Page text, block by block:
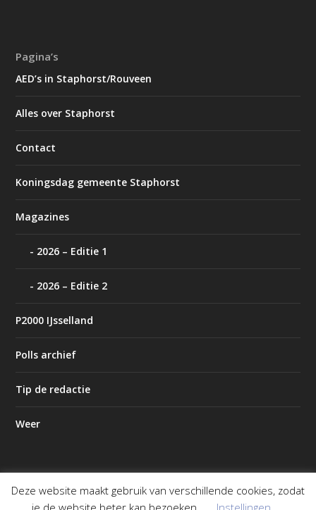
Pagina’s
AED’s in Staphorst/Rouveen
Alles over Staphorst
Contact
Koningsdag gemeente Staphorst
Magazines
2026 – Editie 1
2026 – Editie 2
P2000 IJsselland
Polls archief
Tip de redactie
Weer
Ontworpen doorElegant Themes | Mogelijk gemaakt door
Deze website maakt gebruik van verschillende cookies, zodat
je de website beter kan bezoeken.
Instellingen